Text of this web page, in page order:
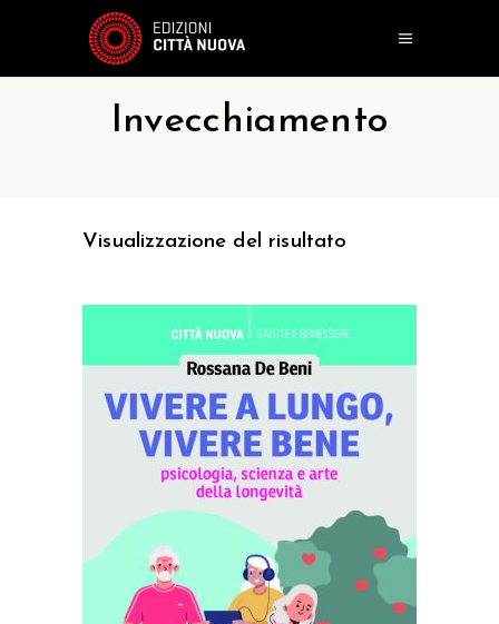
Invecchiamento
Visualizzazione del risultato
AGGIUNGI AL CARRELLO